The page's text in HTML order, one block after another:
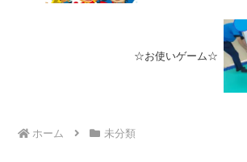
☆お使いゲーム☆
ホーム 未分類